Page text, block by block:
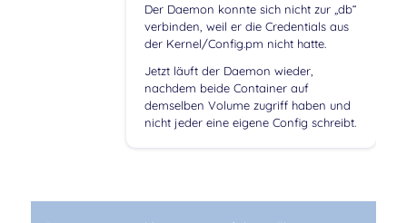
Der Daemon konnte sich nicht zur „db“
verbinden, weil er die Credentials aus
der Kernel/Config.pm nicht hatte.
Jetzt läuft der Daemon wieder,
nachdem beide Container auf
demselben Volume zugriff haben und
nicht jeder eine eigene Config schreibt.